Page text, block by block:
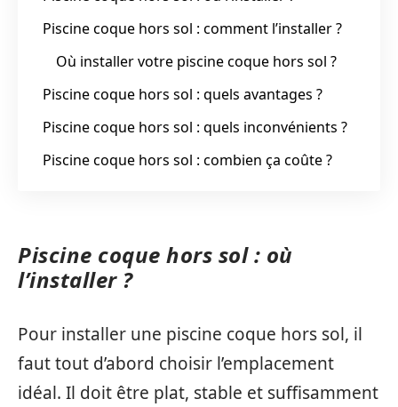
Piscine coque hors sol : comment l’installer ?
Où installer votre piscine coque hors sol ?
Piscine coque hors sol : quels avantages ?
Piscine coque hors sol : quels inconvénients ?
Piscine coque hors sol : combien ça coûte ?
Piscine coque hors sol : où
l’installer ?
Pour installer une piscine coque hors sol, il
faut tout d’abord choisir l’emplacement
idéal. Il doit être plat, stable et suffisamment